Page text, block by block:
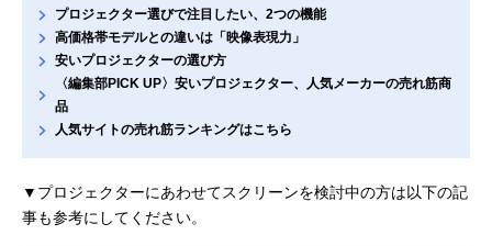
プロジェクター選びで注目したい、2つの機能
高価格帯モデルとの違いは「映像表現力」
安いプロジェクターの選び方
〈編集部PICK UP〉安いプロジェクター、人気メーカーの売れ筋商
品
人気サイトの売れ筋ランキングはこちら
▼プロジェクターにあわせてスクリーンを検討中の方は以下の記
事も参考にしてください。